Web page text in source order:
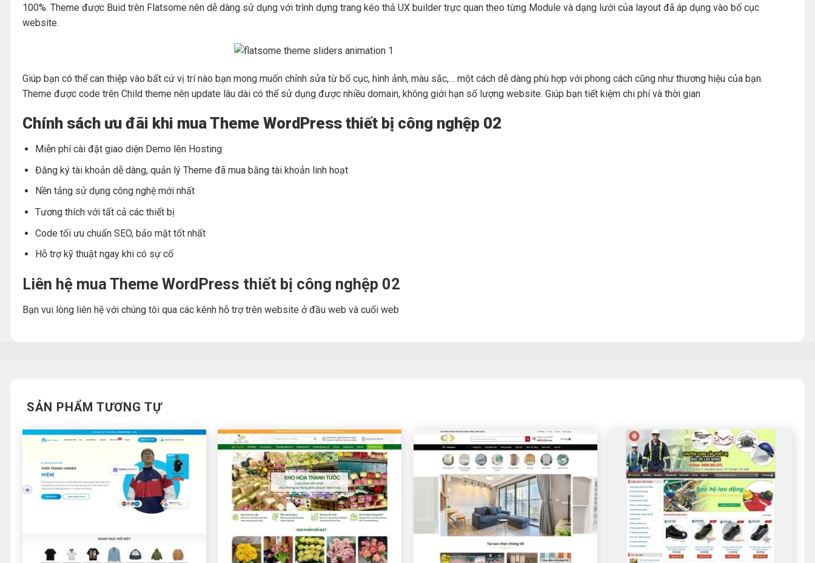
100%. Theme được Buid trên Flatsome nên dễ dàng sử dụng với trình dựng trang kéo thả UX builder trực quan theo từng Module và dạng lưới của layout đã áp dụng vào bố cục
website.
Giúp bạn có thể can thiệp vào bất cứ vị trí nào bạn mong muốn chỉnh sửa từ bố cục, hình ảnh, màu sắc,… một cách dễ dàng phù hợp với phong cách cũng như thương hiệu của bạn.
Theme được code trên Child theme nên update lâu dài có thể sử dụng được nhiều domain, không giới hạn số lượng website. Giúp bạn tiết kiệm chi phí và thời gian
Chính sách ưu đãi khi mua Theme WordPress thiết bị công nghệp 02
Miễn phí cài đặt giao diện Demo lên Hosting
Đăng ký tài khoản dễ dàng, quản lý Theme đã mua bằng tài khoản linh hoạt
Nền tảng sử dụng công nghệ mới nhất
Tương thích với tất cả các thiết bị
Code tối ưu chuẩn SEO, bảo mật tốt nhất
Hỗ trợ kỹ thuật ngay khi có sự cố
Liên hệ mua Theme WordPress thiết bị công nghệp 02
Bạn vui lòng liên hệ với chúng tôi qua các kênh hỗ trợ trên website ở đầu web và cuối web
SẢN PHẨM TƯƠNG TỰ